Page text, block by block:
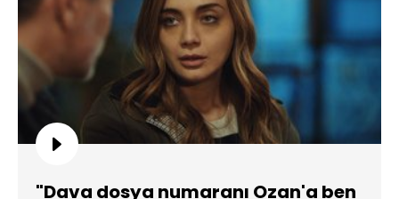
"Dava dosya numaranı Ozan'a ben